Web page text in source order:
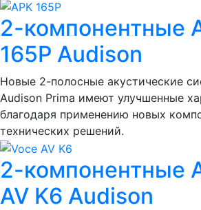
2-компонентные
165P Audison
Новые 2-полосные акустические
Audison Prima имеют улучшенные
благодаря применению новых
технических решений.
2-компонентные
AV K6 Audison